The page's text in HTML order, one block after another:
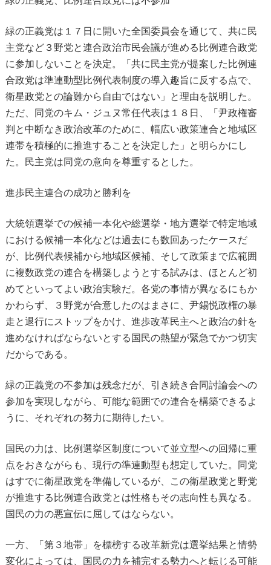
緑の正義党は１７日に開いた全国委員会を通じて、共に民
主党など３野党と連合政治市民会議が進める比例連合政党
に参加しないことを決定。「共に民主党が提案した比例連
合政党は準連動型比例代表制度の導入趣旨に反する点で、
衛星政党との論難から自由ではない」と理由を説明した。
ただ、同党のキム・ジュヌ常任代表は１８日、「尹政権審
判と中断なき政治改革のために、幅広い政策連合と地域区
連帯を積極的に推進することを決定した」と明らかにし
た。民主党は同党の意向を尊重するとした。
進歩民主連合の成功と勝利を
大統領選挙での候補一本化や総選挙・地方選挙で特定地域
における候補一本化などは過去にも数回あったケースだ
が、比例代表候補から地域区候補、そして政策まで広範囲
に複数政党の連合を構築しようとする試みは、ほとんど初
めてといってよい政治実験だ。各党の事情が異なるにもか
かわらず、３野党が合意したのはまさに、尹錫悦政権の暴
走と退行にストップをかけ、進歩改革民主へと政治の針を
進めなければならないとする国民の熱望が緊急でかつ切実
だからである。
緑の正義党の不参加は残念だが、引き続き合同討論会への
参加を実現しながら、可能な範囲での連合を構築できるよ
うに、それぞれの努力に期待したい。
国民の力は、比例選挙区制度について並立型への回帰に重
点をおきながらも、現行の準連動型も想定していた。同党
はすでに衛星政党を準備しているが、この衛星政党と野党
が推進する比例連合政党とは性格もその志向性も異なる。
国民の力の悪宣伝に屈してはならない。
一方、「第３地帯」を標榜する改革新党は選挙結果と情勢
変化によっては、国民の力を補完する勢力へと転じる可能